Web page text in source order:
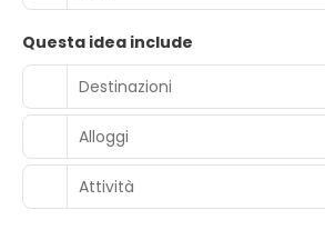
Questa idea include
Destinazioni
Alloggi
Attività